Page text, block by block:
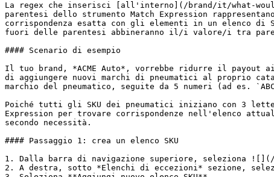
La regex che inserisci [all'interno](/brand/it/what-
parentesi dello strumento Match Expression
corrispondenza esatta con gli elementi in un elenco
fuori delle parentesi abbineranno il/i valore/i tra
#### Scenario di esempio
Il tuo brand, *ACME Auto*, vorrebbe ridurre il payout
di aggiungere nuovi marchi di pneumatici al proprio
marchio del pneumatico, seguite da 5 numeri (ad es.
Poiché tutti gli SKU dei pneumatici iniziano con 3
Expression per trovare corrispondenze nell'elenco
secondo necessità.
#### Passaggio 1: crea un elenco SKU
1. Dalla barra di navigazione superiore, seleziona ![](/
2. A destra, sotto *Elenchi di eccezioni* sezione,